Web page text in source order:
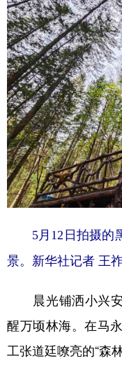
四川 贵
陕西 甘
新疆 内
多语种频道
English
Русский язык
5月12日拍摄的
景。新华社记者 王
晨光铺洒小兴安
醒万顷林海。在马
工张道廷嘹亮的“森